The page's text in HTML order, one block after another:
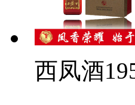
西凤酒